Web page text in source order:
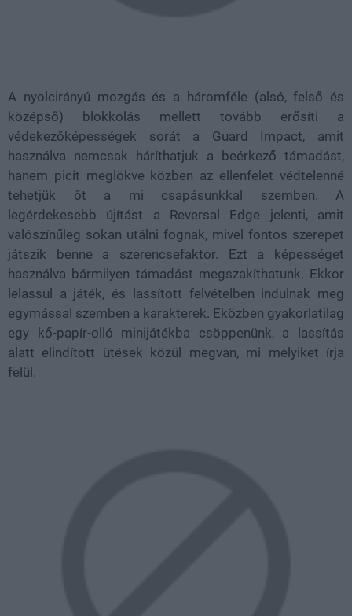
A nyolcirányú mozgás és a háromféle (alsó, felső és
középső) blokkolás mellett tovább erősíti a
védekezőképességek sorát a Guard Impact, amit
használva nemcsak háríthatjuk a beérkező támadást,
hanem picit meglökve közben az ellenfelet védtelenné
tehetjük őt a mi csapásunkkal szemben. A
legérdekesebb újítást a Reversal Edge jelenti, amit
valószínűleg sokan utálni fognak, mivel fontos szerepet
játszik benne a szerencsefaktor. Ezt a képességet
használva bármilyen támadást megszakíthatunk. Ekkor
lelassul a játék, és lassított felvételben indulnak meg
egymással szemben a karakterek. Eközben gyakorlatilag
egy kő-papír-olló minijátékba csöppenünk, a lassítás
alatt elindított ütések közül megvan, mi melyiket írja
felül.